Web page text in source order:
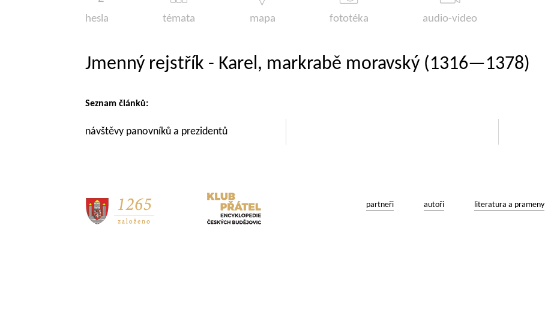
hesla témata mapa fototéka audio-video
Jmenný rejstřík - Karel, markrabě moravský (1316—1378)
Seznam článků:
návštěvy panovníků a prezidentů
partneři autoři literatura a prameny